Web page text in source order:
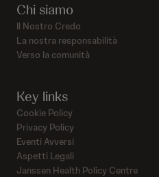
Chi siamo
Il Nostro Credo
La nostra responsabilità
Verso la comunità
Key links
Cookie Policy
Privacy Policy
Eventi Avversi
Aspetti Legali
Janssen Health Policy Centre